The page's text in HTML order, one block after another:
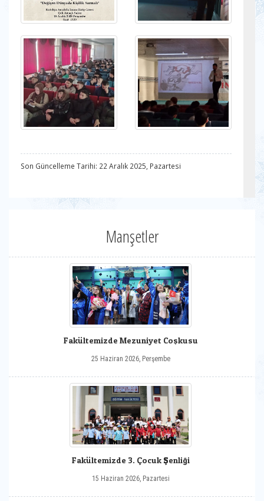
Son Güncelleme Tarihi: 22 Aralık 2025, Pazartesi
Manşetler
Fakültemizde Mezuniyet Coşkusu
25 Haziran 2026, Perşembe
Fakültemizde 3. Çocuk Şenliği
15 Haziran 2026, Pazartesi